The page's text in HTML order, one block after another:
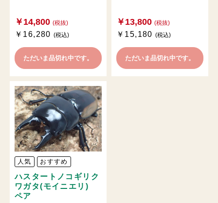
￥14,800 (税抜)
￥16,280(税込)
ただいま品切れ中です。
￥13,800 (税抜)
￥15,180(税込)
ただいま品切れ中です。
人気 おすすめ
ハスタートノコギリク
ワガタ(モイニエリ)
ペア